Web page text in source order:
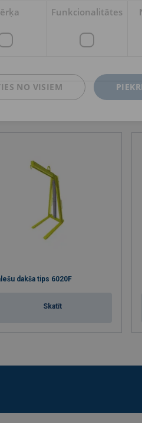
dakša tips 6020F
Skatīt
Funkcionalitātes
NO VISIEM